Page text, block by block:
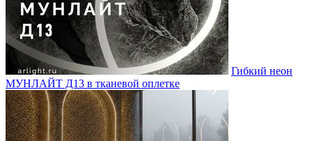
Гибкий неон
МУНЛАЙТ Д13 в тканевой оплетке